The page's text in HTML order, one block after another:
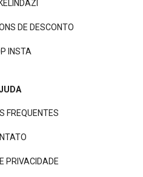
DE DESCONTO
INSTA
FREQUENTES
PRIVACIDADE